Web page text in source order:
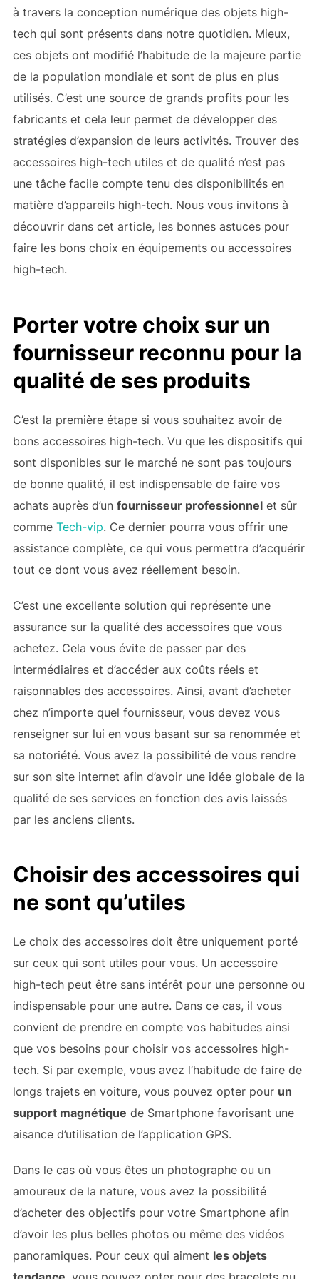
à travers la conception numérique des objets high-
tech qui sont présents dans notre quotidien. Mieux,
ces objets ont modifié l’habitude de la majeure partie
de la population mondiale et sont de plus en plus
utilisés. C’est une source de grands profits pour les
fabricants et cela leur permet de développer des
stratégies d’expansion de leurs activités. Trouver des
accessoires high-tech utiles et de qualité n’est pas
une tâche facile compte tenu des disponibilités en
matière d’appareils high-tech. Nous vous invitons à
découvrir dans cet article, les bonnes astuces pour
faire les bons choix en équipements ou accessoires
high-tech.
Porter votre choix sur un
fournisseur reconnu pour la
qualité de ses produits
C’est la première étape si vous souhaitez avoir de
bons accessoires high-tech. Vu que les dispositifs qui
sont disponibles sur le marché ne sont pas toujours
de bonne qualité, il est indispensable de faire vos
achats auprès d’un fournisseur professionnelet sûr
comme Tech-vip. Ce dernier pourra vous offrir une
assistance complète, ce qui vous permettra d’acquérir
tout ce dont vous avez réellement besoin.
C’est une excellente solution qui représente une
assurance sur la qualité des accessoires que vous
achetez. Cela vous évite de passer par des
intermédiaires et d’accéder aux coûts réels et
raisonnables des accessoires. Ainsi, avant d’acheter
chez n’importe quel fournisseur, vous devez vous
renseigner sur lui en vous basant sur sa renommée et
sa notoriété. Vous avez la possibilité de vous rendre
sur son site internet afin d’avoir une idée globale de la
qualité de ses services en fonction des avis laissés
par les anciens clients.
Choisir des accessoires qui
ne sont qu’utiles
Le choix des accessoires doit être uniquement porté
sur ceux qui sont utiles pour vous. Un accessoire
high-tech peut être sans intérêt pour une personne ou
indispensable pour une autre. Dans ce cas, il vous
convient de prendre en compte vos habitudes ainsi
que vos besoins pour choisir vos accessoires high-
tech. Si par exemple, vous avez l’habitude de faire de
longs trajets en voiture, vous pouvez opter pour un
support magnétique de Smartphone favorisant une
aisance d’utilisation de l’application GPS.
Dans le cas où vous êtes un photographe ou un
amoureux de la nature, vous avez la possibilité
d’acheter des objectifs pour votre Smartphone afin
d’avoir les plus belles photos ou même des vidéos
panoramiques. Pour ceux qui aiment les objets